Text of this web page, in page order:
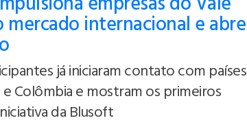
mercado internacional e abre
já iniciaram contato com países
Colômbia e mostram os primeiros
da Blusoft